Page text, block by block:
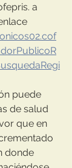
a
puede
de salud
que en
donde